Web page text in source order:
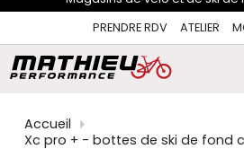
sélectionner
disponible.
Appuyez
pour
accéder
PRENDRE RDV
ATELIER
Accueil
Xc pro + - bottes de ski de fond